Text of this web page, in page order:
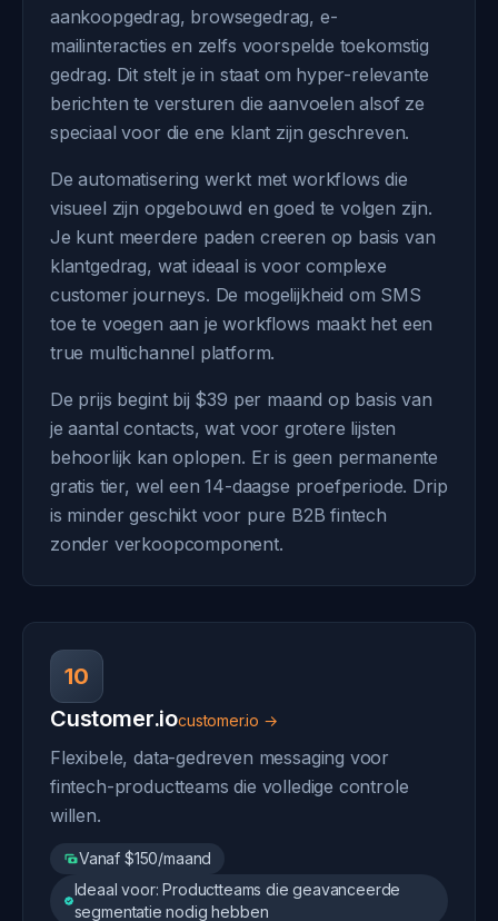
aankoopgedrag, browsegedrag, e-
mailinteracties en zelfs voorspelde toekomstig
gedrag. Dit stelt je in staat om hyper-relevante
berichten te versturen die aanvoelen alsof ze
speciaal voor die ene klant zijn geschreven.
De automatisering werkt met workflows die
visueel zijn opgebouwd en goed te volgen zijn.
Je kunt meerdere paden creeren op basis van
klantgedrag, wat ideaal is voor complexe
customer journeys. De mogelijkheid om SMS
toe te voegen aan je workflows maakt het een
true multichannel platform.
De prijs begint bij $39 per maand op basis van
je aantal contacts, wat voor grotere lijsten
behoorlijk kan oplopen. Er is geen permanente
gratis tier, wel een 14-daagse proefperiode. Drip
is minder geschikt voor pure B2B fintech
zonder verkoopcomponent.
10
Customer.iocustomer.io →
Flexibele, data-gedreven messaging voor
fintech-productteams die volledige controle
willen.
Vanaf $150/maand
Ideaal voor: Productteams die geavanceerde
segmentatie nodig hebben